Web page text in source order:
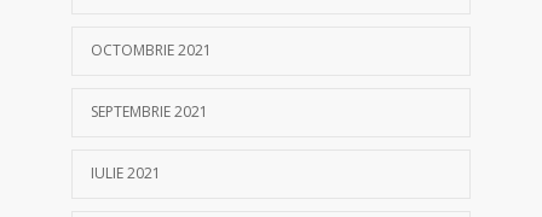
OCTOMBRIE 2021
SEPTEMBRIE 2021
IULIE 2021